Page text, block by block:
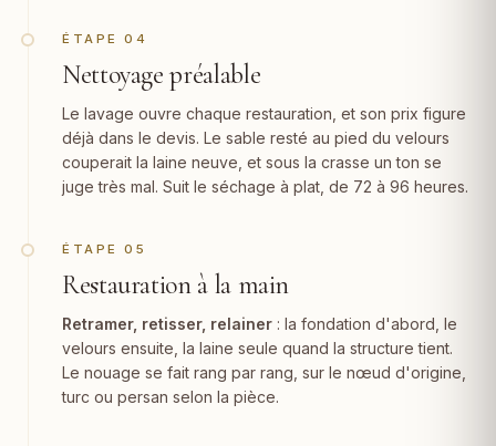
ÉTAPE 04
Nettoyage préalable
Le lavage ouvre chaque restauration, et son prix figure
déjà dans le devis. Le sable resté au pied du velours
couperait la laine neuve, et sous la crasse un ton se
juge très mal. Suit le séchage à plat, de 72 à 96 heures.
ÉTAPE 05
Restauration à la main
Retramer, retisser, relainer : la fondation d'abord, le
velours ensuite, la laine seule quand la structure tient.
Le nouage se fait rang par rang, sur le nœud d'origine,
turc ou persan selon la pièce.